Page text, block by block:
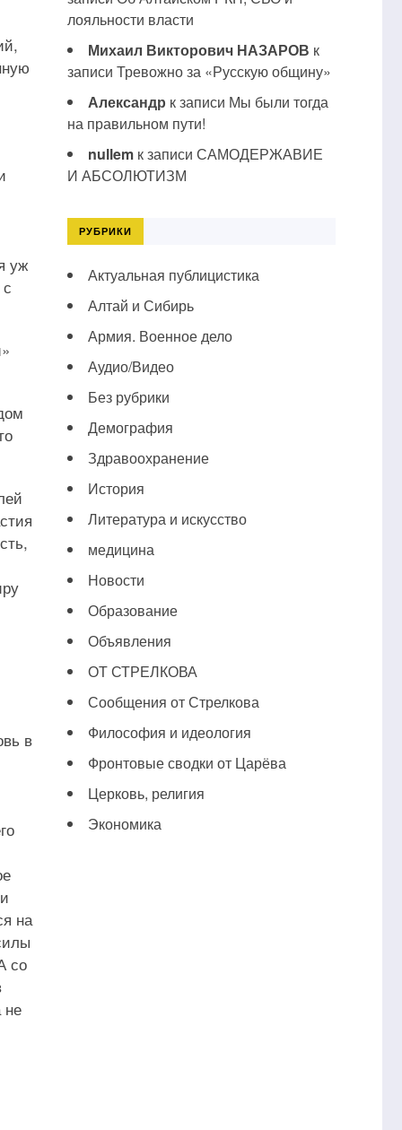
уж
в
на
со
не
лояльности власти
Михаил Викторович НАЗАРОВ к
записи Тревожно за «Русскую общину»
Александр к записи Мы были тогда
на правильном пути!
nullemк записи САМОДЕРЖАВИЕ
И АБСОЛЮТИЗМ
РУБРИКИ
Актуальная публицистика
Алтай и Сибирь
Армия. Военное дело
Аудио/Видео
Без рубрики
Демография
Здравоохранение
История
Литература и искусство
медицина
Новости
Образование
Объявления
ОТ СТРЕЛКОВА
Сообщения от Стрелкова
Философия и идеология
Фронтовые сводки от Царёва
Церковь, религия
Экономика